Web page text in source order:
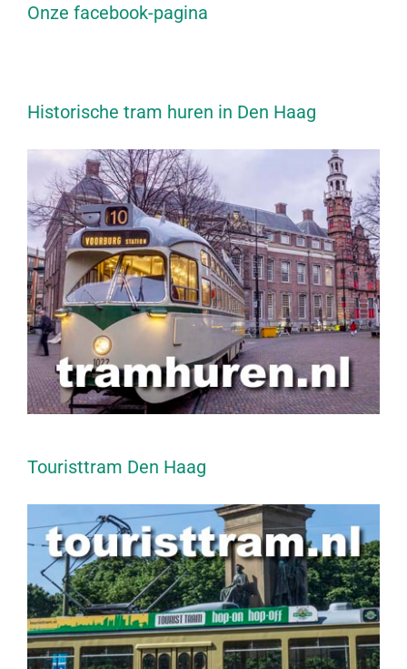
Onze facebook-pagina
Historische tram huren in Den Haag
Touristtram Den Haag